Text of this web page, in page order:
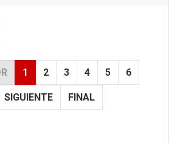
1 2 3 4 5 6
SIGUIENTE FINAL